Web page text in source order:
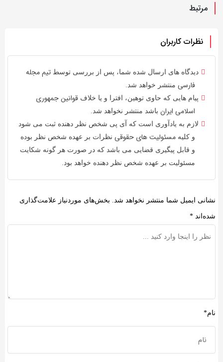
مرتبط
نظرات کاربران
دیدگاه های ارسال شده شما، پس از بررسی توسط تیم مجله
فارسی منتشر خواهد شد.
پیام هایی که حاوی توهین، افترا و یا خلاف قوانین جمهوری
اسلامی ایران باشد منتشر نخواهد شد.
لازم به یادآوری است که آی پی شخص نظر دهنده ثبت می شود
و کلیه مسئولیت های حقوقی نظرات بر عهده شخص نظر بوده
و قابل پیگیری قضایی می باشد که در صورت هر گونه شکایت
مسئولیت بر عهده شخص نظر دهنده خواهد بود.
نشانی ایمیل شما منتشر نخواهد شد. بخش‌های موردنیاز علامت‌گذاری
شده‌اند *
نام*